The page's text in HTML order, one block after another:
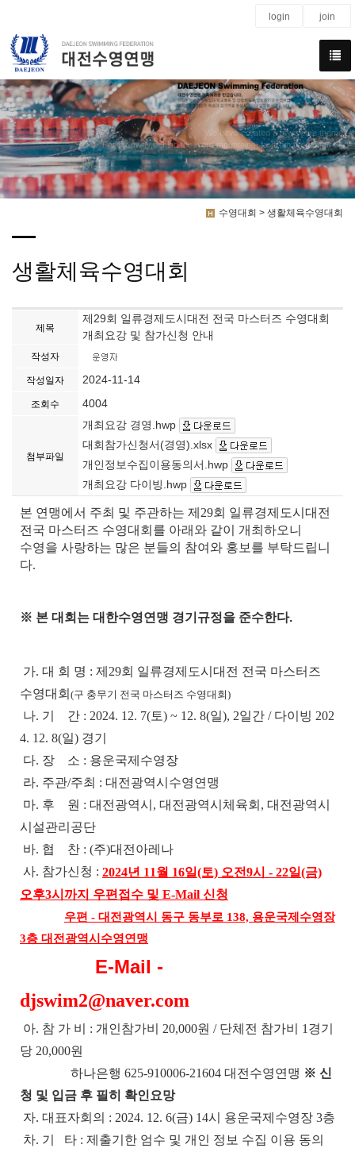
login join
We have created a awesome theme
Far far away,behind the word mountains, far from the countries
수영대회 > 생활체육수영대회
생활체육수영대회
제목
제29회 일류경제도시대전 전국 마스터즈 수영대회
개최요강 및 참가신청 안내
작성자
작성일자 2024-11-14
조회수 4004
첨부파일
개최요강 경영.hwp
대회참가신청서(경영).xlsx
개인정보수집이용동의서.hwp
개최요강 다이빙.hwp
본 연맹에서 주최 및 주관하는 제29회 일류경제도시대전
전국 마스터즈 수영대회를 아래와 같이 개최하오니
수영을 사랑하는 많은 분들의 참여와 홍보를 부탁드립니
다.
※ 본 대회는 대한수영연맹 경기규정을 준수한다.
가. 대 회 명 : 제29회 일류경제도시대전 전국 마스터즈
수영대회 (구 충무기 전국 마스터즈 수영대회)
나. 기 간 : 2024. 12. 7(토) ~ 12. 8(일), 2일간 / 다이빙 202
4. 12. 8(일) 경기
다. 장 소 : 용운국제수영장
라. 주관/주최 : 대전광역시수영연맹
마. 후 원 : 대전광역시, 대전광역시체육회, 대전광역시
시설관리공단
바. 협 찬 : (주)대전아레나
사. 참가신청 : 2024년 11월 16일(토) 오전9시 - 22일(금)
오후3시까지 우편접수 및 E-Mail 신청
우편 - 대전광역시 동구 동부로 138, 용운국제수영장
3층 대전광역시수영연맹
E-Mail -
djswim2@naver.com
아. 참 가 비 : 개인참가비 20,000원 / 단체전 참가비 1경기
당 20,000원
하나은행 625-910006-21604 대전수영연맹 ※ 신
청 및 입금 후 필히 확인요망
자. 대표자회의 : 2024. 12. 6(금) 14시 용운국제수영장 3층
차. 기 타 : 제출기한 엄수 및 개인 정보 수집 이용 동의